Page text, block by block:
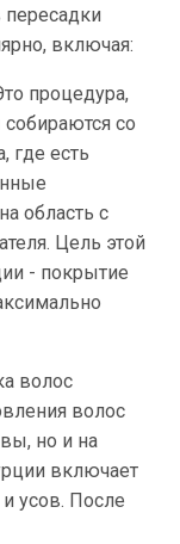
включая:
процедура,
со
где есть
область с
Цель этой
- покрытие
волос
волос
но и на
включает
усов. После